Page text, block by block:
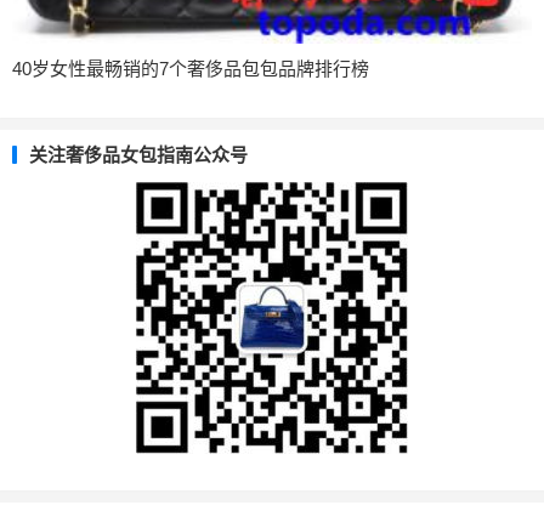
40岁女性最畅销的7个奢侈品包包品牌排行榜
关注奢侈品女包指南公众号